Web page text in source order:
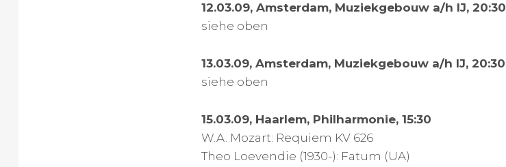
12.03.09, Amsterdam, Muziekgebouw a/h IJ, 20:30
siehe oben
13.03.09, Amsterdam, Muziekgebouw a/h IJ, 20:30
siehe oben
15.03.09, Haarlem, Philharmonie, 15:30
W.A. Mozart: Requiem KV 626
Theo Loevendie (1930-): Fatum (UA)